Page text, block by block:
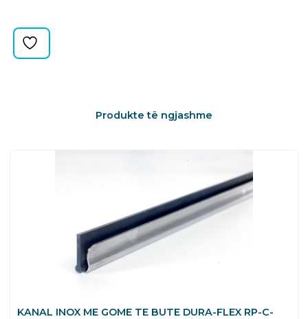
Produkte të ngjashme
KANAL INOX ME GOME TE BUTE DURA-FLEX RP-C-